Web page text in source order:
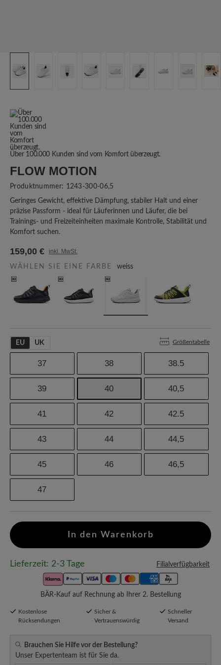
Über 100.000 Kunden sind vom Komfort überzeugt.
FLOW MOTION
Produktnummer: 1243-300-06,5
Geringes Gewicht, effektive Dämpfung, stabiler Halt und einer
präzise Passform - ideal für Läuferinnen und Läufer, die bei
Trainings- und Freizeiteinheiten maximale Kontrolle, Stabilität und
Komfort suchen.
159,00 € inkl. MwSt.
WÄHLEN SIE EINE FARBE weiss
EU UK Größentabelle
37 38 38.5
39 40 40,5
41 42 42.5
43 44 44,5
45 46 46,5
47
In den Warenkorb
Lieferzeit: 2-3 Tage Filialverfügbarkeit
BÄR-Kauf auf Rechnung ab Ihrer 2. Bestellung
Kostenlose
Rücksendungen
Sicher &
Vertrauenswürdig
Schneller
Versand
Brauchen Sie Hilfe vor der Bestellung?
Unser Expertenteam ist für Sie da.